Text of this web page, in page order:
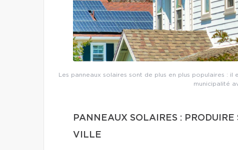
Les panneaux solaires sont de plus en plus populaires :
municipalité
PANNEAUX SOLAIRES :
VILLE